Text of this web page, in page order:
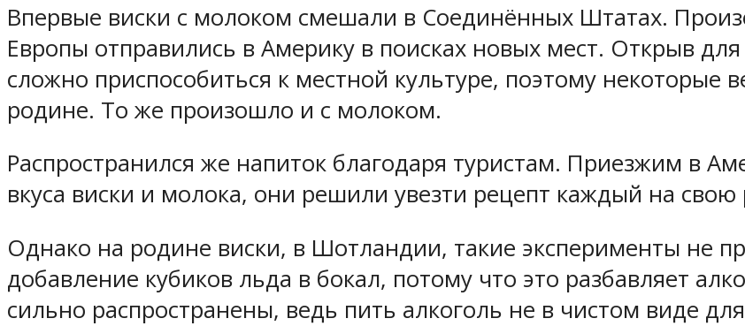
Впервые виски с молоком смешали в Соединённых Штатах.
Европы отправились в Америку в поисках новых мест. Открыв
сложно приспособиться к местной культуре, поэтому
родине. То же произошло и с молоком.
Распространился же напиток благодаря туристам. Приезжим в
вкуса виски и молока, они решили увезти рецепт каждый на
Однако на родине виски, в Шотландии, такие эксперименты не
добавление кубиков льда в бокал, потому что это разбавляет
сильно распространены, ведь пить алкоголь не в чистом виде